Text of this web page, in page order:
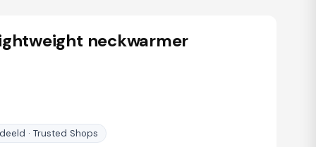
neckwarmer
· Trusted Shops